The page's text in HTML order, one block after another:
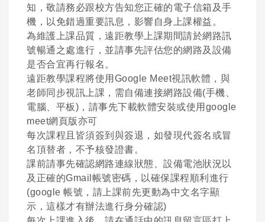
知，敬請務必跟校方告知您正確的電子信箱及手
機，以免錯過重要訊息，影響自身上課權益。
為維護上課品質，遠距教學上課期間請於網路訊
號暢通之處進行，並請事先評估您的網路及設備
是否合宜再行報名。
遠距教學課程將使用Google Meet視訊軟體，與
老師同步視訊上課，需自備連接網路設備(手機、
電腦、平板)，請事先下載軟體安裝或使用google
meet網頁版亦可
每次課程且皆須簽到與簽退，如發現代簽名或冒
名頂替者，不予核發證書。
課前請事先確認網路連線狀態、設備電池狀況以
及正確的Gmail帳號密碼，以確保課程順利進行
(google 帳號，請上課前先更動為中文名字顯
示，這樣才有辦法進行身分確認)